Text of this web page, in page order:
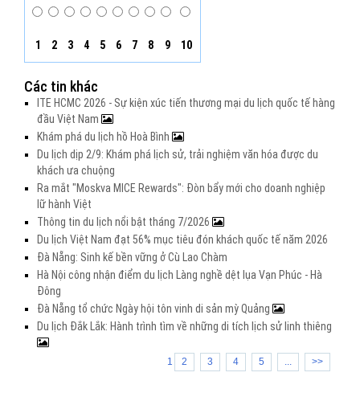
1 2 3 4 5 6 7 8 9 10
Các tin khác
ITE HCMC 2026 - Sự kiện xúc tiến thương mại du lịch quốc tế hàng
đầu Việt Nam
Khám phá du lịch hồ Hoà Bình
Du lịch dịp 2/9: Khám phá lịch sử, trải nghiệm văn hóa được du
khách ưa chuộng
Ra mắt "Moskva MICE Rewards": Đòn bẩy mới cho doanh nghiệp
lữ hành Việt
Thông tin du lịch nổi bật tháng 7/2026
Du lịch Việt Nam đạt 56% mục tiêu đón khách quốc tế năm 2026
Đà Nẵng: Sinh kế bền vững ở Cù Lao Chàm
Hà Nội công nhận điểm du lịch Làng nghề dệt lụa Vạn Phúc - Hà
Đông
Đà Nẵng tổ chức Ngày hội tôn vinh di sản mỳ Quảng
Du lịch Đắk Lắk: Hành trình tìm về những di tích lịch sử linh thiêng
1 2 3 4 5 ... >>